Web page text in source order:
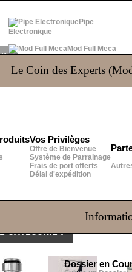
Pipe
Electronique
Mod Full Meca
Le Coin des Experts
Vos Privilèges
Offre de Bienvenue
Système de Parrainage
Frais de port offerts
Délai d'expédition
Dossier en
(1)
Aspire Nautilus et mini
CATÉGORIE :